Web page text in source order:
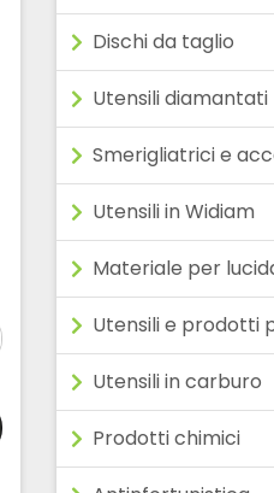
Dischi da taglio
Utensili diamantati
Smerigliatrici e
Utensili in Widiam
Materiale per
Utensili e prodotti
Utensili in carburo
Prodotti chimici